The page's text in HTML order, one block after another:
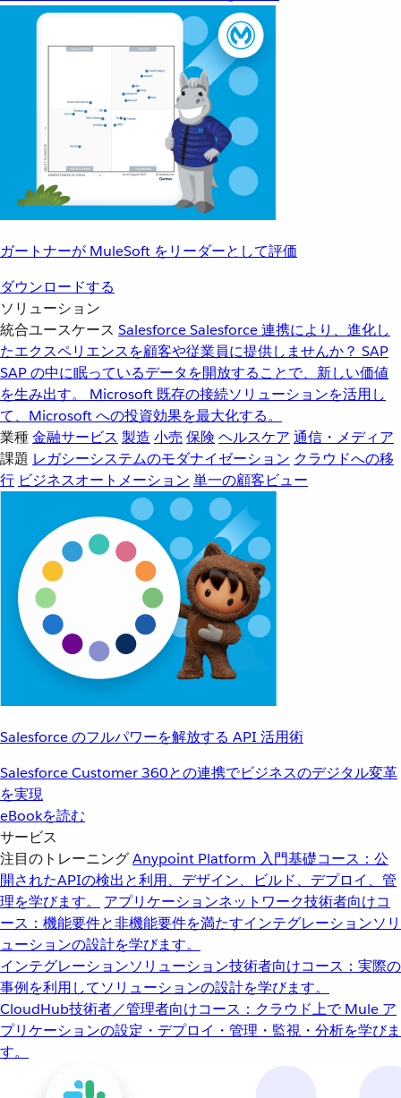
ガートナーが MuleSoft をリーダーとして評価
ダウンロードする
ソリューション
統合ユースケース SalesforceSalesforce 連携により、進化し
たエクスペリエンスを顧客や従業員に提供しませんか？ SAP
SAP の中に眠っているデータを開放することで、新しい価値
を生み出す。
Microsoft 既存の接続ソリューションを活用し
て、Microsoft への投資効果を最大化する。
業種金融サービス 製造 小売 保険 ヘルスケア 通信・メディア
課題 レガシーシステムのモダナイゼーション クラウドへの移
行 ビジネスオートメーション 単一の顧客ビュー
Salesforce のフルパワーを解放する API 活用術
Salesforce Customer 360との連携でビジネスのデジタル変革
を実現
eBookを読む
サービス
注目のトレーニングAnypoint Platform 入門基礎コース：公
開されたAPIの検出と利用、デザイン、ビルド、デプロイ、管
理を学びます。
アプリケーションネットワーク技術者向けコ
ース：機能要件と非機能要件を満たすインテグレーションソリ
ューションの設計を学びます。
インテグレーションソリューション技術者向けコース：実際の
事例を利用してソリューションの設計を学びます。
CloudHub技術者／管理者向けコース：クラウド上で Mule ア
プリケーションの設定・デプロイ・管理・監視・分析を学びま
す。